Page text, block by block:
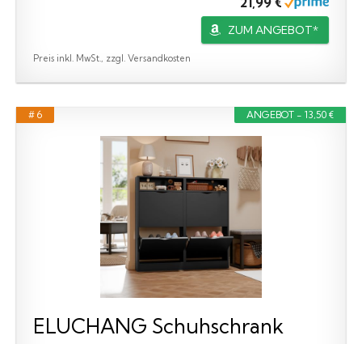
ZUM ANGEBOT*
Preis inkl. MwSt., zzgl. Versandkosten
ANGEBOT - 13,50 €
# 6
ELUCHANG Schuhschrank